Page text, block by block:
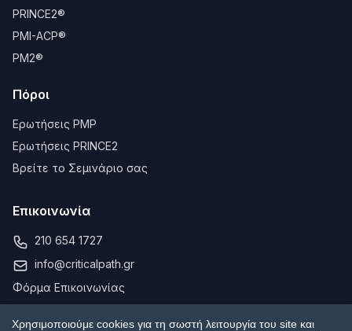
PRINCE2®
PMI-ACP®
PM2®
Πόροι
Ερωτήσεις PMP
Ερωτήσεις PRINCE2
Βρείτε το Σεμινάριο σας
Επικοινωνία
210 654 1727
info@criticalpath.gr
Φόρμα Επικοινωνίας
Χρησιμοποιούμε cookies για τη σωστή λειτουργία του site και